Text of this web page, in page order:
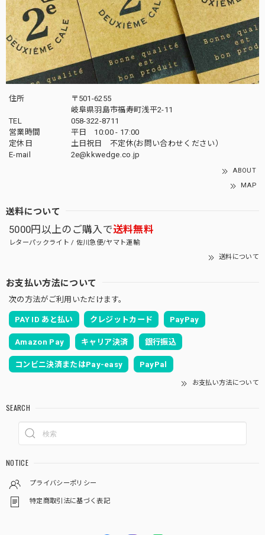
住所
〒501-6255
岐阜県羽島市福寿町浅平2-11
TEL
058-322-8711
営業時間
平日 10:00 - 17:00
定休日
土日祝日 不定休(お問い合わせください）
E-mail
2e@kkwedge.co.jp
ABOUT
MAP
送料について
5000円以上のご購入で送料無料
レターパックライト / 佐川急便/ヤマト運輸
送料について
お支払い方法について
次の方法がご利用いただけます。
PAY ID あと払い クレジットカード PayPay
Amazon Pay キャリア決済 銀行振込
コンビニ決済またはPay-easy PayPal
お支払い方法について
SEARCH
NOTICE
プライバシーポリシー
特定商取引法に基づく表記